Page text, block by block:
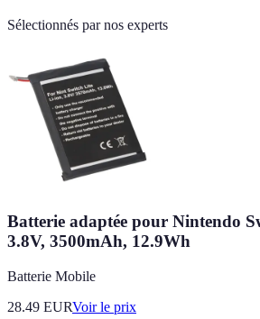
Sélectionnés par nos experts
Batterie adaptée pour Nintendo
3.8V, 3500mAh, 12.9Wh
Batterie Mobile
28.49 EURVoir le prix